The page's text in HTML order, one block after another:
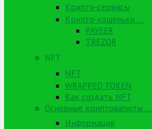
Крипто-сервисы
Крипто-кошельки …
PAYEER
TREZOR
NFT
NFT
WRAPPED TOKEN
Как создать NFT
Основные криптовалюты …
Информация